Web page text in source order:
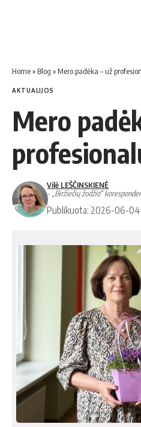
Home» Blog » Mero padėka – už
AKTUALIJOS
Mero
Vilė LEŠČINSKIENĖ
- „Biržiečių žodžio“
Publikuota: 2026-06-04